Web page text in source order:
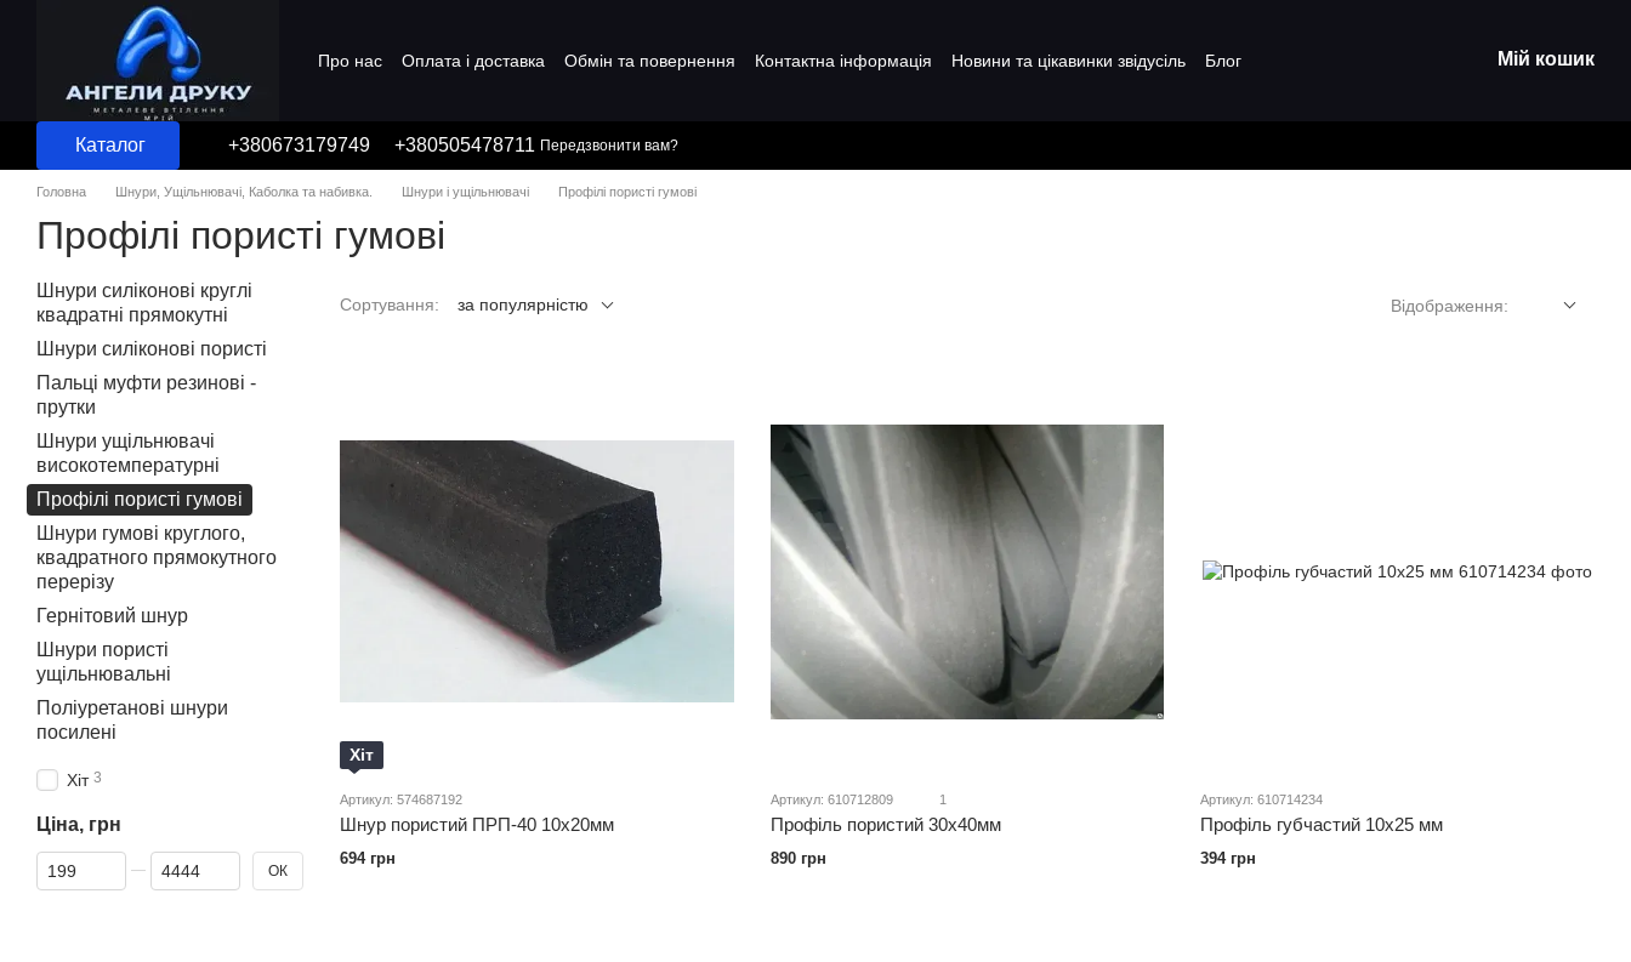
Перейти до основного контенту
Про нас Оплата і доставка Обмін та повернення Контактна інформація Новини та цікавинки звідусіль
Блог
Мій кошик
Каталог +380673179749 +380505478711 Передзвонити вам?
Головна Шнури, Ущільнювачі, Каболка та набивка. Шнури і ущільнювачі Профілі пористі гумові
Профілі пористі гумові
Сортування: за популярністю Відображення:
Хіт
Артикул: 574687192
Шнур пористий ПРП-40 10х20мм
694 грн
Артикул: 610712809 1
Профіль пористий 30х40мм
890 грн
Артикул: 610714234
Профіль губчастий 10х25 мм
394 грн
Шнури силіконові круглі
квадратні прямокутні
Шнури силіконові пористі
Пальці муфти резинові -
прутки
Шнури ущільнювачі
високотемпературні
Профілі пористі гумові
Шнури гумові круглого,
квадратного прямокутного
перерізу
Гернітовий шнур
Шнури пористі
ущільнювальні
Поліуретанові шнури
посилені
Хіт 3
Ціна, грн
Від Ціна, грн
До Ціна, грн ОК